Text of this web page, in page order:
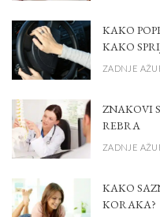
KAKO
KAKO
ZADNJE
ZNAKOVI
REBRA
ZADNJE
KAKO
KORAKA?